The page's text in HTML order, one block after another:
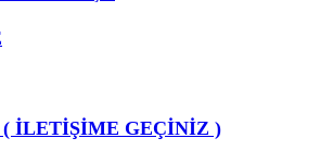
( İLETİŞİME GEÇİNİZ )